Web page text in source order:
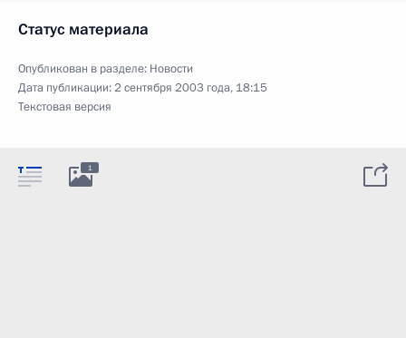
Статус материала
Опубликован в разделе: Новости
Дата публикации:2 сентября 2003 года, 18:15
Текстовая версия
1